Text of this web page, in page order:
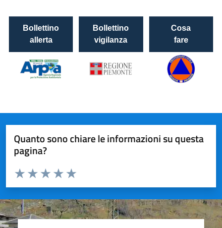
Quanto sono chiare le informazioni su questa
pagina?
Valuta da 1 a 5 stelle la pagina
Valuta 5 stelle su 5
Valuta 4 stelle su 5
Valuta 3 stelle su 5
Valuta 2 stelle su 5
Valuta 1 stelle su 5